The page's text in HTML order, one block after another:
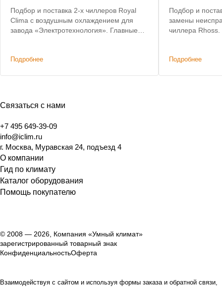
Подбор и поставка 2-х чиллеров Royal
Clima с воздушным охлаждением для
завода «Электротехнология». Главные
Подробнее
Подбор и
замены
чиллера
изменений.
Подробнее
Связаться с нами
+7 495 649-39-09
info@iclim.ru
г. Москва, Муравская 24, подъезд 4
О компании
Гид по климату
Каталог оборудования
Помощь покупателю
© 2008 — 2026, Компания «Умный климат»
зарегистрированный товарный знак
КонфиденциальностьОферта
Взаимодействуя с сайтом и используя формы заказа и обратной связи,